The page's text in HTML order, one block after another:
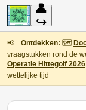
👤
↪
📢 Ontdekken: 🗺️
vraagstukken rond de
Operatie Hittegolf 2026
wettelijke tijd